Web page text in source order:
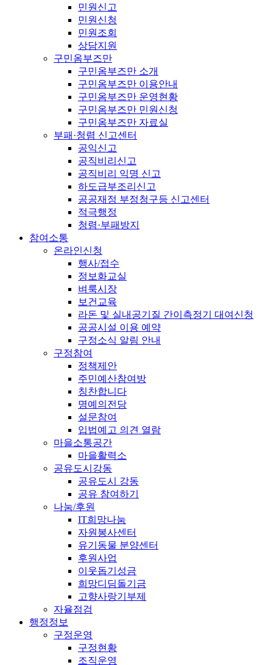
민원신고
민원신청
민원조회
상담지원
구민옴부즈만
구민옴부즈만 소개
구민옴부즈만 이용안내
구민옴부즈만 운영현황
구민옴부즈만 민원신청
구민옴부즈만 자료실
부패·청렴 신고센터
공익신고
공직비리신고
공직비리 익명 신고
하도급부조리신고
공공재정 부정청구등 신고센터
적극행정
청렴·부패방지
참여소통
온라인신청
행사/접수
정보화교실
벼룩시장
보건교육
라돈 및 실내공기질 간이측정기 대여신청
공공시설 이용 예약
구정소식 알림 안내
구정참여
정책제안
주민예산참여방
칭찬합니다
명예의전당
설문참여
입법예고 의견 열람
마을소통공간
마을활력소
공유도시강동
공유도시 강동
공유 참여하기
나눔/후원
IT희망나눔
자원봉사센터
유기동물 분양센터
후원사업
이웃돕기성금
희망디딤돌기금
고향사랑기부제
자율점검
행정정보
구정운영
구정현황
조직운영